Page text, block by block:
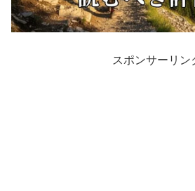
スポンサーリン